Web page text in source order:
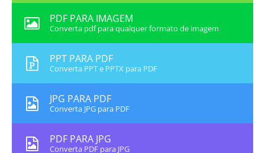
PDF PARA IMAGEM
Converta pdf para qualquer formato de imagem
PPT PARA PDF
Converta PPT e PPTX para PDF
JPG PARA PDF
Converta JPG para PDF
PDF PARA JPG
Converta PDF para JPG